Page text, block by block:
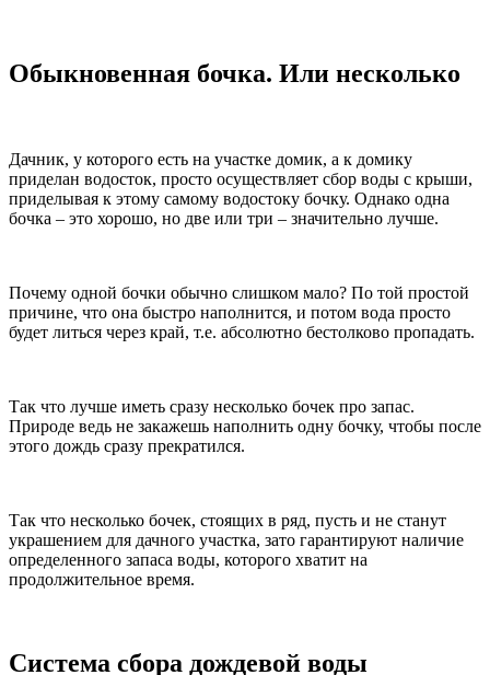
Обыкновенная бочка. Или несколько
Дачник, у которого есть на участке домик, а к домику
приделан водосток, просто осуществляет сбор воды с крыши,
приделывая к этому самому водостоку бочку. Однако одна
бочка – это хорошо, но две или три – значительно лучше.
Почему одной бочки обычно слишком мало? По той простой
причине, что она быстро наполнится, и потом вода просто
будет литься через край, т.е. абсолютно бестолково пропадать.
Так что лучше иметь сразу несколько бочек про запас.
Природе ведь не закажешь наполнить одну бочку, чтобы после
этого дождь сразу прекратился.
Так что несколько бочек, стоящих в ряд, пусть и не станут
украшением для дачного участка, зато гарантируют наличие
определенного запаса воды, которого хватит на
продолжительное время.
Система сбора дождевой воды